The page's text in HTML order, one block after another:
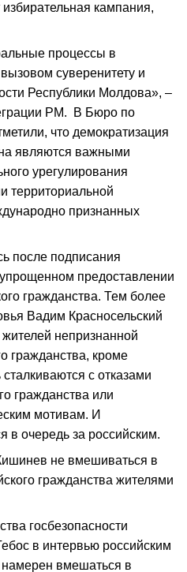
кампания,
процессы в
суверенитету и
Республики Молдова», –
РМ. В Бюро по
что демократизация
являются важными
урегулирования
территориальной
признанных
после подписания
предоставлении
гражданства. Тем более
Вадим Красносельский
жителей непризнанной
гражданства, кроме
с отказами
гражданства или
мотивам. И
в очередь за российским.
не вмешиваться в
гражданства жителями
госбезопасности
в интервью российским
вмешаться в